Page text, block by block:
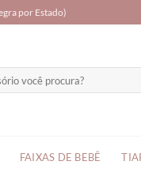
por Estado)
FAIXAS DE BEBÊ